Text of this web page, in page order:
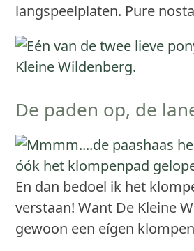
langspeelplaten. Pure
De paden op, de
En dan bedoel ik het
verstaan! Want De Kleine
gewoon een eígen